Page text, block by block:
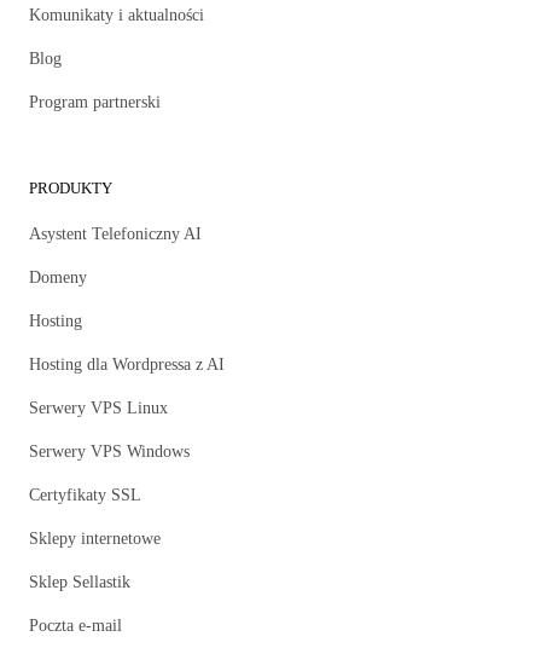
Komunikaty i aktualności
Blog
Program partnerski
PRODUKTY
Asystent Telefoniczny AI
Domeny
Hosting
Hosting dla Wordpressa z AI
Serwery VPS Linux
Serwery VPS Windows
Certyfikaty SSL
Sklepy internetowe
Sklep Sellastik
Poczta e-mail